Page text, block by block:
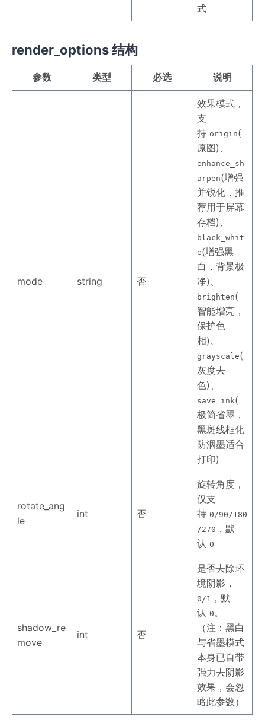
式
render_options 结构
参数 类型 必选 说明
mode string 否
效果模式，
支
持 origin(
原图)、
enhance_sh
arpen(增强
并锐化，推
荐用于屏幕
存档)、
black_whit
e(增强黑
白，背景极
净)、
brighten(
智能增亮，
保护色
相)、
grayscale(
灰度去
色)、
save_ink(
极简省墨，
黑斑线框化
防洇墨适合
打印)
rotate_ang
le
int 否
旋转角度，
仅支
持 0/90/180
/270 ，默
认 0
shadow_re
move
int 否
是否去除环
境阴影，
0/1 ，默
认 0。
（注：黑白
与省墨模式
本身已自带
强力去阴影
效果，会忽
略此参数）